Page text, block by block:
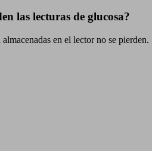
las lecturas de glucosa?
en el lector no se pierden.